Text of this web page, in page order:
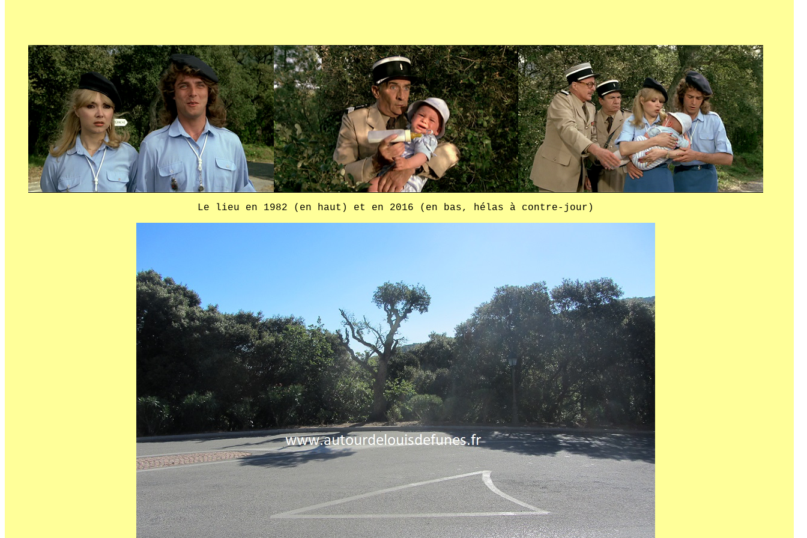
Le lieu en 1982 (en haut) et en 2016 (en bas, hélas à contre-jour)